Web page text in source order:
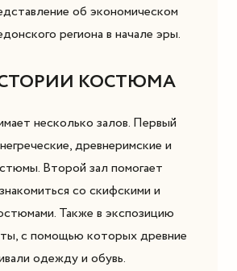
об экономическом
региона в начале эры.
КОСТЮМА
несколько залов. Первый
древнеримские и
Второй зал помогает
со скифскими и
Также в экспозицию
с помощью которых древние
одежду и обувь.